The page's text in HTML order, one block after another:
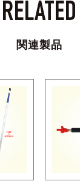
RELATED
関連製品